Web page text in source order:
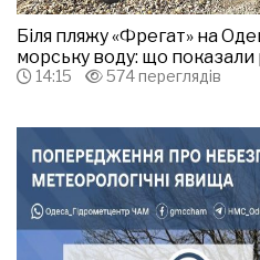
Біля пляжу «Фрегат» на
морську воду: що показали
14:15 574 переглядів